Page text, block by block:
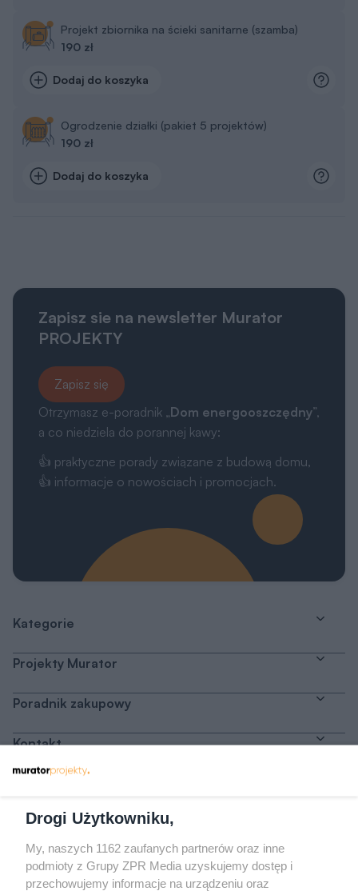
Projekt zbiornika na ścieki sanitarne (szamba)
190 zł
Dodaj do koszyka
Ogrodzenie działki (pakiet 5 projektów)
190 zł
Dodaj do koszyka
Zapisz sie na newsletter Murator
PROJEKTY
Zapisz się
Otrzymasz e-poradnik „Dom energooszczędny”,
a co niedziela do porannej kawy:
👍 praktyczne porady związane z budową domu,
👍 informacje o nowościach i promocjach.
Kategorie
Projekty Murator
Poradnik zakupowy
Kontakt
Odwiedź grupę na Facebooku
Drogi Użytkowniku,
My, naszych 1162 zaufanych partnerów oraz inne
podmioty z Grupy ZPR Media uzyskujemy dostęp i
przechowujemy informacje na urządzeniu oraz